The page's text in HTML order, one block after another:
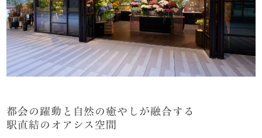
都会の躍動と自然の癒やしが融合する
駅直結のオアシス空間